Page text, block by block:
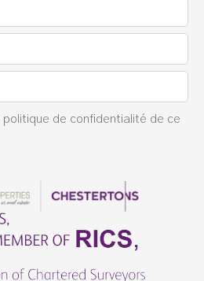
politique de confidentialité de ce